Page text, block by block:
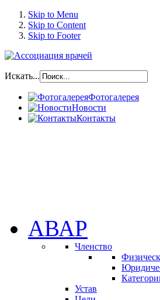
Skip to Menu
Skip to Content
Skip to Footer
Искать...
Фотогалерея
Новости
Контакты
АВАР
Членство
Устав